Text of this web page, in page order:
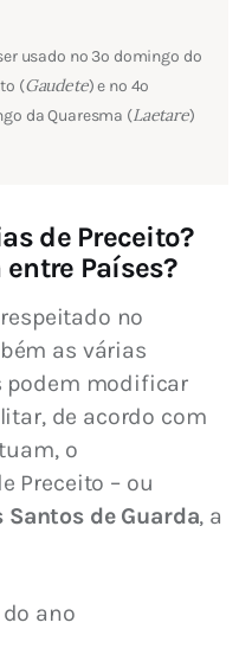
usado no 3º domingo do
(Gaudete) e no 4º
da Quaresma (Laetare)
de Preceito?
Países?
no
as várias
podem modificar
de acordo com
o
Preceito – ou
Santos de Guarda, a
ano